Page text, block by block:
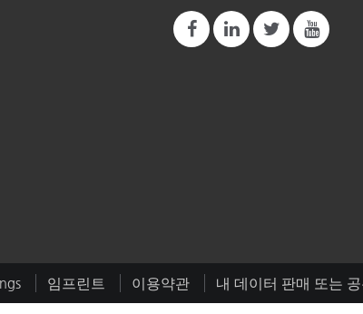
임프린트 이용약관 내 데이터 판매 또는